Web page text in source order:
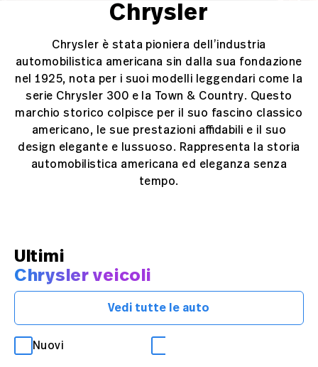
Chrysler
Chrysler è stata pioniera dell’industria
automobilistica americana sin dalla sua fondazione
nel 1925, nota per i suoi modelli leggendari come la
serie Chrysler 300 e la Town & Country. Questo
marchio storico colpisce per il suo fascino classico
americano, le sue prestazioni affidabili e il suo
design elegante e lussuoso. Rappresenta la storia
automobilistica americana ed eleganza senza
tempo.
Ultimi
Chrysler veicoli
Vedi tutte le auto
Nuovi